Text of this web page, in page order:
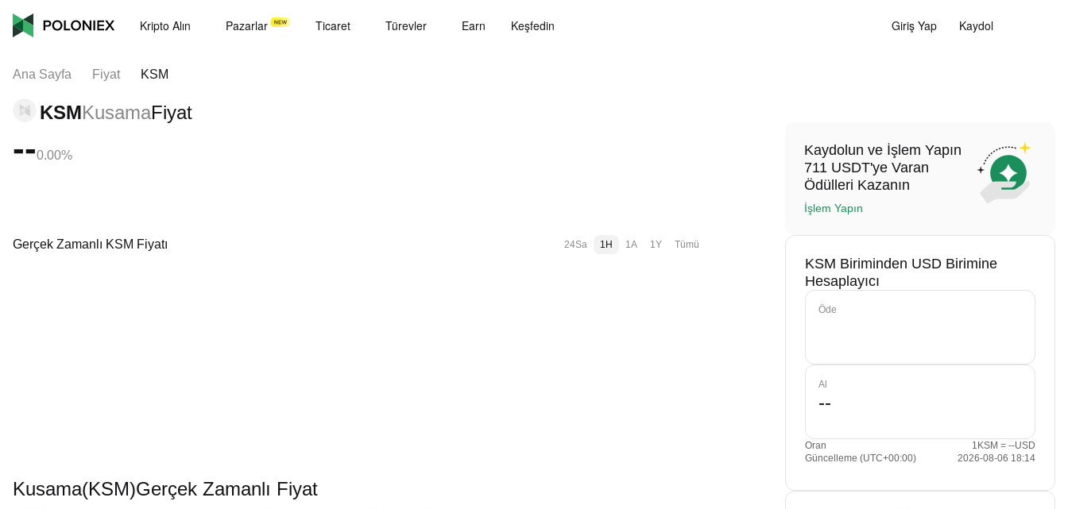
Kripto Alın Pazarlar Ticaret Türevler Earn Keşfedin Giriş Yap Kaydol
Ana Sayfa Fiyat KSM
KSMKusamaFiyat
--0.00%
Gerçek Zamanlı KSM Fiyatı 24Sa 1H 1A 1Y Tümü
Kusama(KSM)Gerçek Zamanlı Fiyat
Kaydolun ve İşlem Yapın
711 USDT'ye Varan
Ödülleri Kazanın
İşlem Yapın
KSM Biriminden USD Birimine
Hesaplayıcı
Öde
Al
Oran
1KSM = --USD
Güncelleme (UTC+00:00)
2026-08-06 18:14